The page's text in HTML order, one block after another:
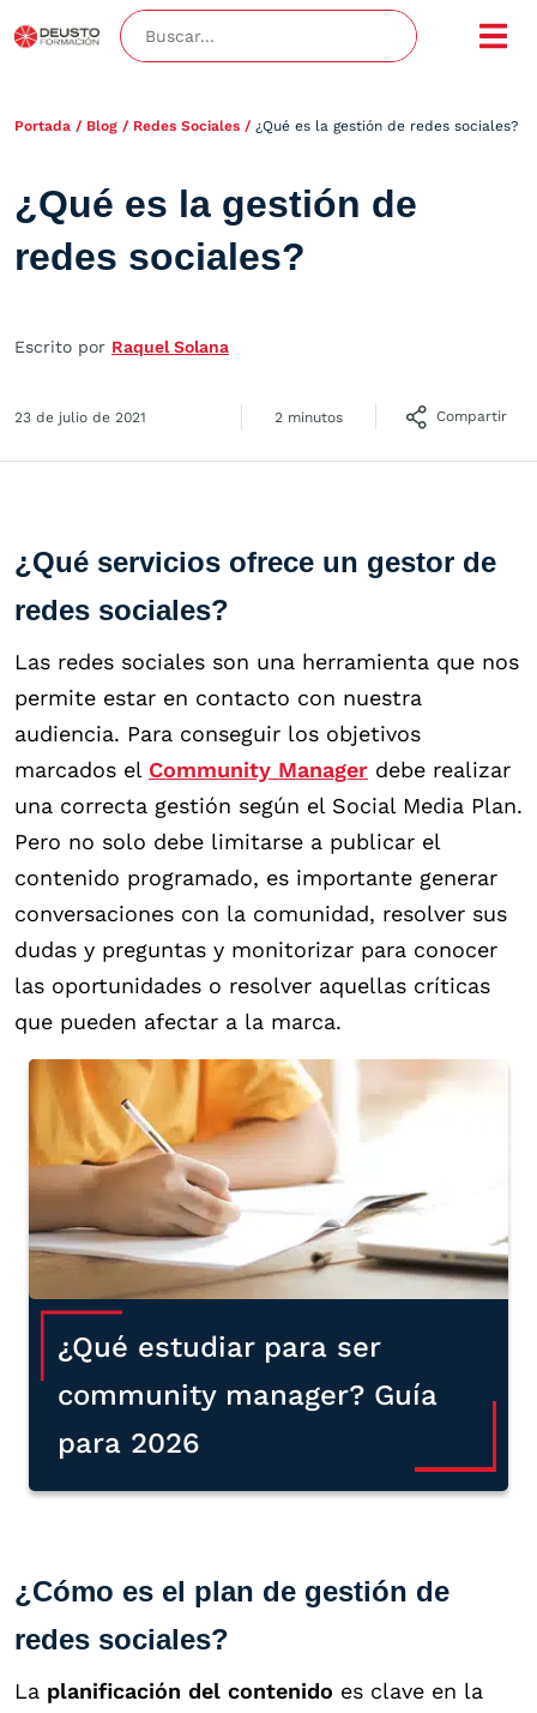
Portada / Blog / Redes Sociales / ¿Qué es la gestión de redes sociales?
¿Qué es la gestión de
redes sociales?
Escrito por Raquel Solana
23 de julio de 2021 2 minutos Compartir
¿Qué servicios ofrece un gestor de
redes sociales?
Las redes sociales son una herramienta que nos
permite estar en contacto con nuestra
audiencia. Para conseguir los objetivos
marcados el Community Manager debe realizar
una correcta gestión según el Social Media Plan.
Pero no solo debe limitarse a publicar el
contenido programado, es importante generar
conversaciones con la comunidad, resolver sus
dudas y preguntas y monitorizar para conocer
las oportunidades o resolver aquellas críticas
que pueden afectar a la marca.
¿Qué estudiar para ser
community manager? Guía
para 2026
¿Cómo es el plan de gestión de
redes sociales?
La planificación del contenido es clave en la